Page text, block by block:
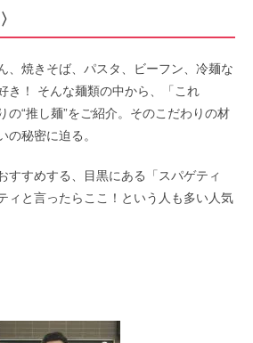
、焼きそば、パスタ、ビーフン、冷麺な
き！ そんな麺類の中から、「これ
の“推し麺”をご紹介。そのこだわりの材
の秘密に迫る。
すすめする、目黒にある「スパゲティ
ィと言ったらここ！という人も多い人気